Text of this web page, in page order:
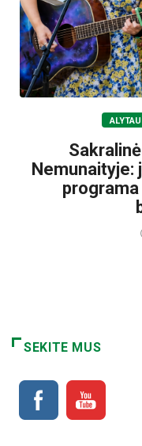
Nemunaityje:
SEKITE MUS